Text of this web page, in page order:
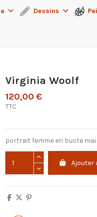
Dessins
Virginia Woolf
120,00 €
TTC
portrait femme en buste
Ajouter